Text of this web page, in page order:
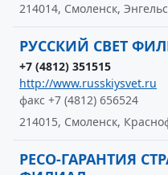
214014, Смоленск,
РУССКИЙ СВЕТ
+7 (4812) 351515
http://www.russkiysvet.ru
факс +7 (4812) 656524
214015, Смоленск,
РЕСО-ГАРАНТИЯ